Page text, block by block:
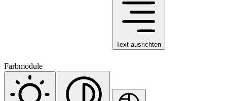
Text ausrichten
Farbmodule